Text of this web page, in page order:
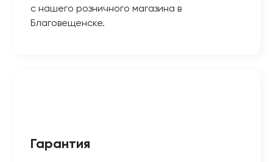
с нашего розничного магазина в
Благовещенске.
Гарантия